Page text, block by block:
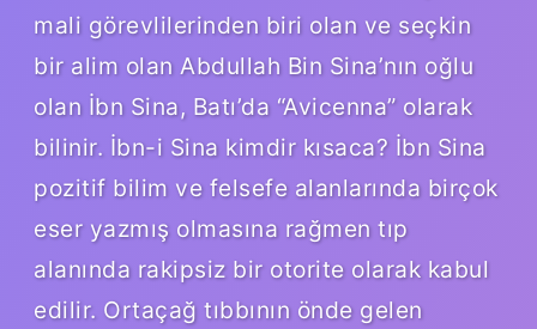
mali görevlilerinden biri olan ve seçkin
bir alim olan Abdullah Bin Sina’nın oğlu
olan İbn Sina, Batı’da “Avicenna” olarak
bilinir. İbn-i Sina kimdir kısaca? İbn Sina
pozitif bilim ve felsefe alanlarında birçok
eser yazmış olmasına rağmen tıp
alanında rakipsiz bir otorite olarak kabul
edilir. Ortaçağ tıbbının önde gelen